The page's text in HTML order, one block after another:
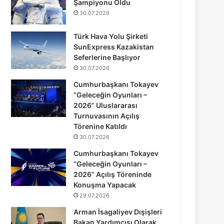
Şampiyonu Oldu
30.07.2026
Türk Hava Yolu Şirketi
SunExpress Kazakistan
Seferlerine Başlıyor
30.07.2026
Cumhurbaşkanı Tokayev
“Geleceğin Oyunları –
2026” Uluslararası
Turnuvasının Açılış
Törenine Katıldı
30.07.2026
Cumhurbaşkanı Tokayev
“Geleceğin Oyunları –
2026” Açılış Töreninde
Konuşma Yapacak
29.07.2026
Arman İsagaliyev Dışişleri
Bakan Yardımcısı Olarak